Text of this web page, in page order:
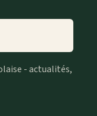
- actualités,